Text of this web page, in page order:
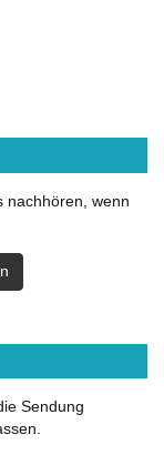
nachhören, wenn
Sendung